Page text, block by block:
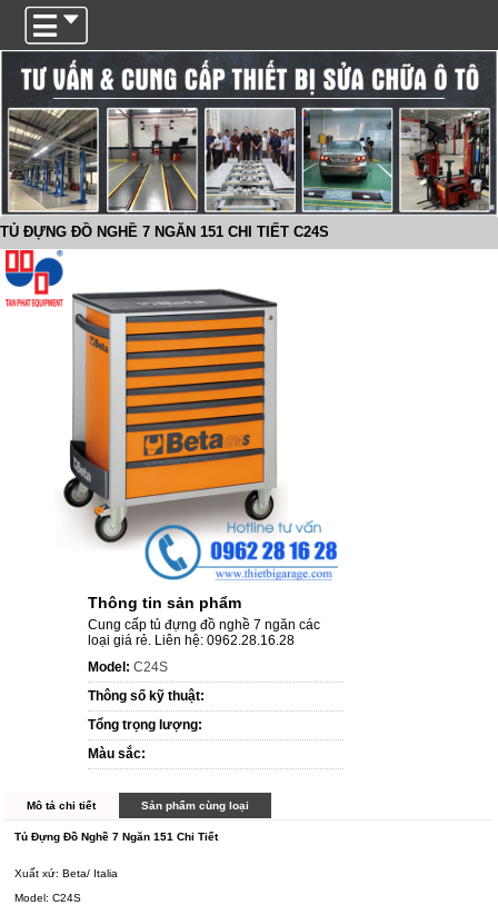
TỦ ĐỰNG ĐỒ NGHỀ 7 NGĂN 151 CHI TIẾT C24S
Thông tin sản phẩm
Cung cấp tủ đựng đồ nghề 7 ngăn các
loại giá rẻ. Liên hệ: 0962.28.16.28
Model:C24S
Thông số kỹ thuật:
Tổng trọng lượng:
Màu sắc:
Mô tả chi tiết Sản phẩm cùng loại
Tủ Đựng Đồ Nghề 7 Ngăn 151 Chi Tiết
Xuất xứ: Beta/ Italia
Model: C24S